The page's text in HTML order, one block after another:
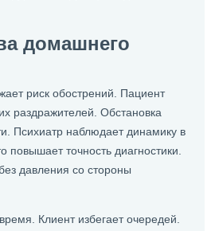
домашнего
риск обострений. Пациент
раздражителей. Обстановка
Психиатр наблюдает динамику в
повышает точность диагностики.
давления со стороны
Клиент избегает очередей.